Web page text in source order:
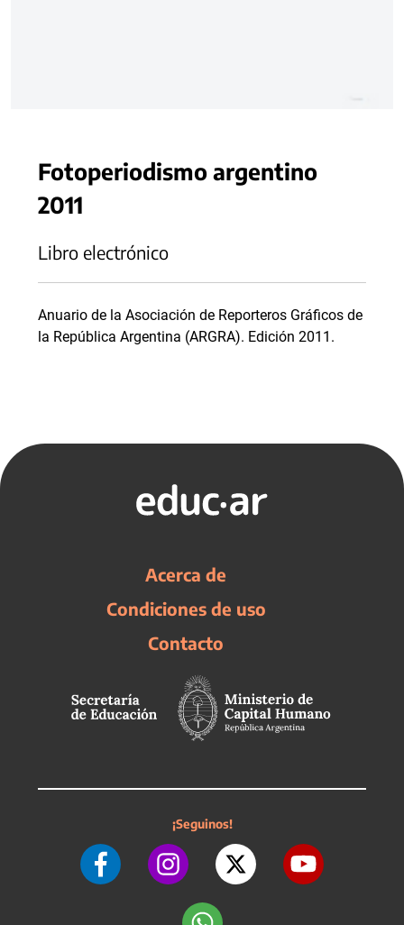
Fotoperiodismo argentino
2011
Libro electrónico
Anuario de la Asociación de Reporteros Gráficos de
la República Argentina (ARGRA). Edición 2011.
Acerca de
Condiciones de uso
Contacto
¡Seguinos!